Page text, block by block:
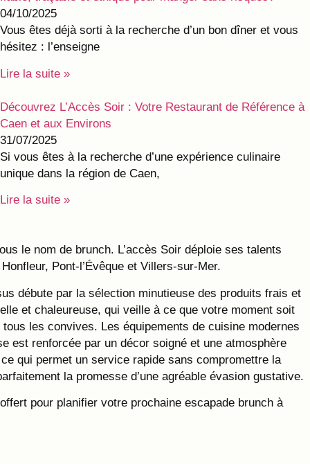
04/10/2025
Vous êtes déjà sorti à la recherche d’un bon dîner et vous
hésitez : l’enseigne
Lire la suite »
Découvrez L’Accès Soir : Votre Restaurant de Référence à
Caen et aux Environs
31/07/2025
Si vous êtes à la recherche d’une expérience culinaire
unique dans la région de Caen,
Lire la suite »
le nom de brunch. L’accès Soir déploie ses talents
Pont-l’Évêque et Villers-sur-Mer.
débute par la sélection minutieuse des produits frais et
et chaleureuse, qui veille à ce que votre moment soit
les convives. Les équipements de cuisine modernes
est renforcée par un décor soigné et une atmosphère
qui permet un service rapide sans compromettre la
la promesse d’une agréable évasion gustative.
pour planifier votre prochaine escapade brunch à